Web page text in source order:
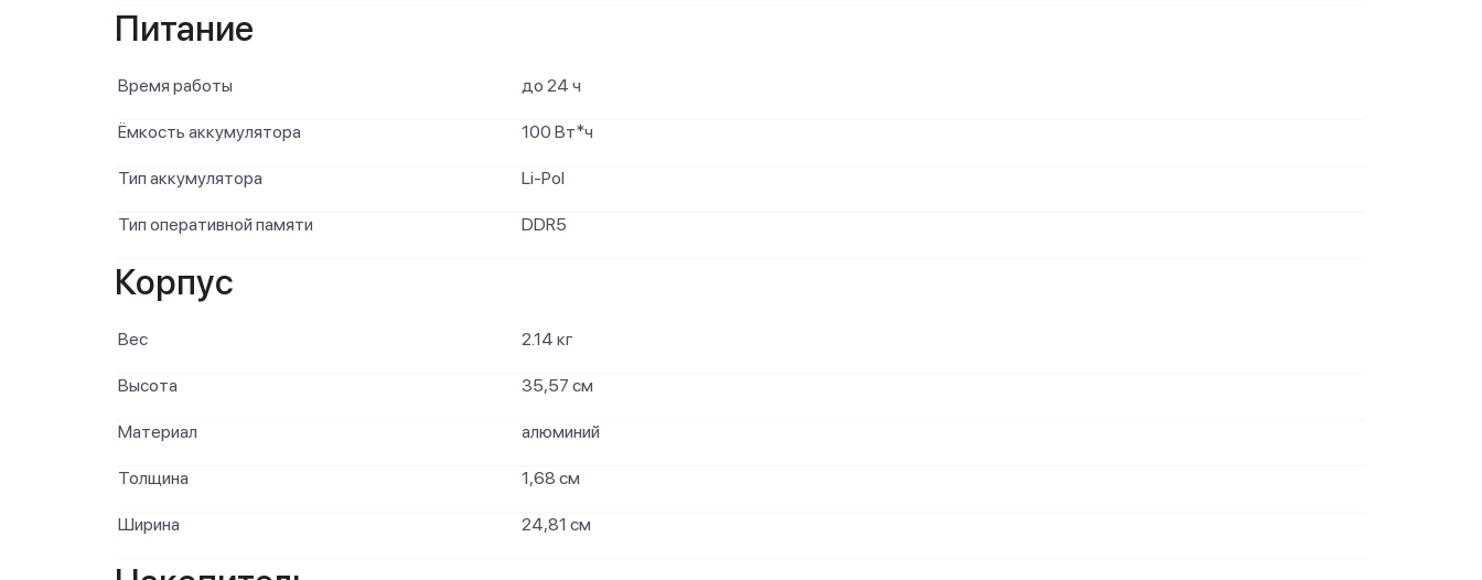
Питание
Время работы до 24 ч
Ёмкость аккумулятора 100 Вт*ч
Тип аккумулятора Li-Pol
Тип оперативной памяти DDR5
Корпус
Вес 2.14 кг
Высота 35,57 см
Материал алюминий
Толщина 1,68 см
Ширина 24,81 см